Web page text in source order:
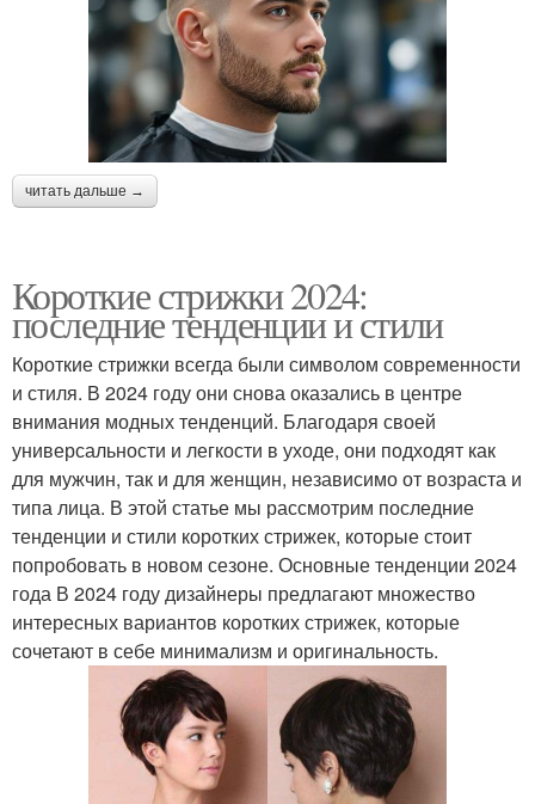
читать дальше →
Короткие стрижки 2024:
последние тенденции и стили
Короткие стрижки всегда были символом современности
и стиля. В 2024 году они снова оказались в центре
внимания модных тенденций. Благодаря своей
универсальности и легкости в уходе, они подходят как
для мужчин, так и для женщин, независимо от возраста и
типа лица. В этой статье мы рассмотрим последние
тенденции и стили коротких стрижек, которые стоит
попробовать в новом сезоне. Основные тенденции 2024
года В 2024 году дизайнеры предлагают множество
интересных вариантов коротких стрижек, которые
сочетают в себе минимализм и оригинальность.